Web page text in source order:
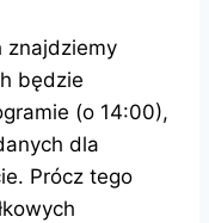
znajdziemy
będzie
(o 14:00),
dla
Prócz tego